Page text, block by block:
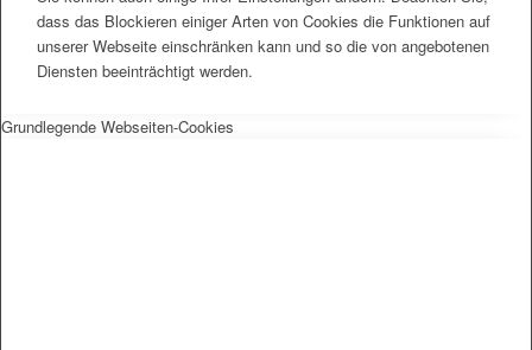
dass das Blockieren einiger Arten von Cookies die Funktionen auf
unserer Webseite einschränken kann und so die von angebotenen
Diensten beeinträchtigt werden.
Grundlegende Webseiten-Cookies